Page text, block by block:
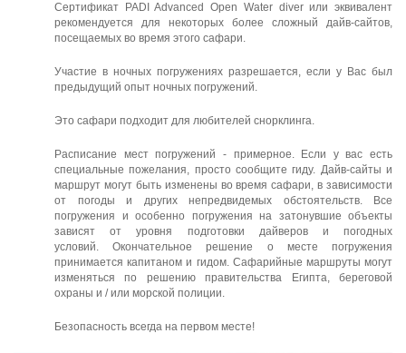
Сертификат PADI Advanced Open Water diver или эквивалент
рекомендуется для некоторых более сложный дайв-сайтов,
посещаемых во время этого сафари.
Участие в ночных погружениях разрешается, если у Вас был
предыдущий опыт ночных погружений.
Это сафари подходит для любителей снорклинга.
Расписание мест погружений - примерное. Если у вас есть
специальные пожелания, просто сообщите гиду. Дайв-сайты и
маршрут могут быть изменены во время сафари, в зависимости
от погоды и других непредвидемых обстоятельств. Все
погружения и особенно погружения на затонувшие объекты
зависят от уровня подготовки дайверов и погодных
условий.Окончательное решение о месте погружения
принимается капитаном и гидом. Сафарийные маршруты могут
изменяться по решению правительства Египта, береговой
охраны и / или морской полиции.
Безопасность всегда на первом месте!